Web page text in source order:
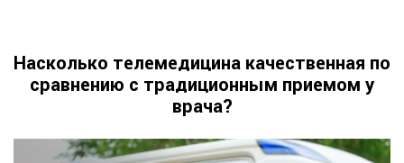
Насколько телемедицина качественная по
сравнению с традиционным приемом у
врача?